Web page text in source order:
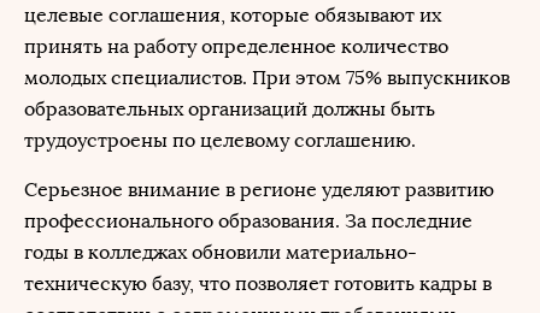
целевые соглашения, которые обязывают их
принять на работу определенное количество
молодых специалистов. При этом 75% выпускников
образовательных организаций должны быть
трудоустроены по целевому соглашению.
Серьезное внимание в регионе уделяют развитию
профессионального образования. За последние
годы в колледжах обновили материально-
техническую базу, что позволяет готовить кадры в